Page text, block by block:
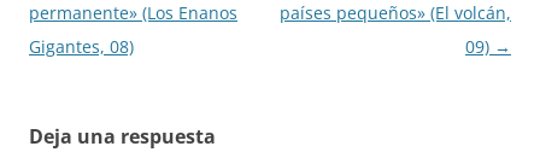
de
entradas
permanente» (Los Enanos
Gigantes, 08)
países pequeños» (El volcán,
09) →
Deja una respuesta